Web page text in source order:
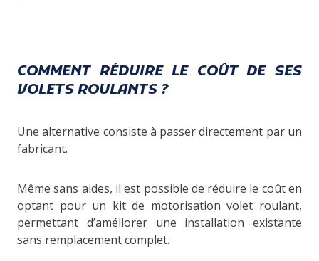
COMMENT RÉDUIRE LE COÛT DE SES
VOLETS ROULANTS ?
Une alternative consiste à passer directement par un
fabricant.
Même sans aides, il est possible de réduire le coût en
optant pour un kit de motorisation volet roulant,
permettant d’améliorer une installation existante
sans remplacement complet.